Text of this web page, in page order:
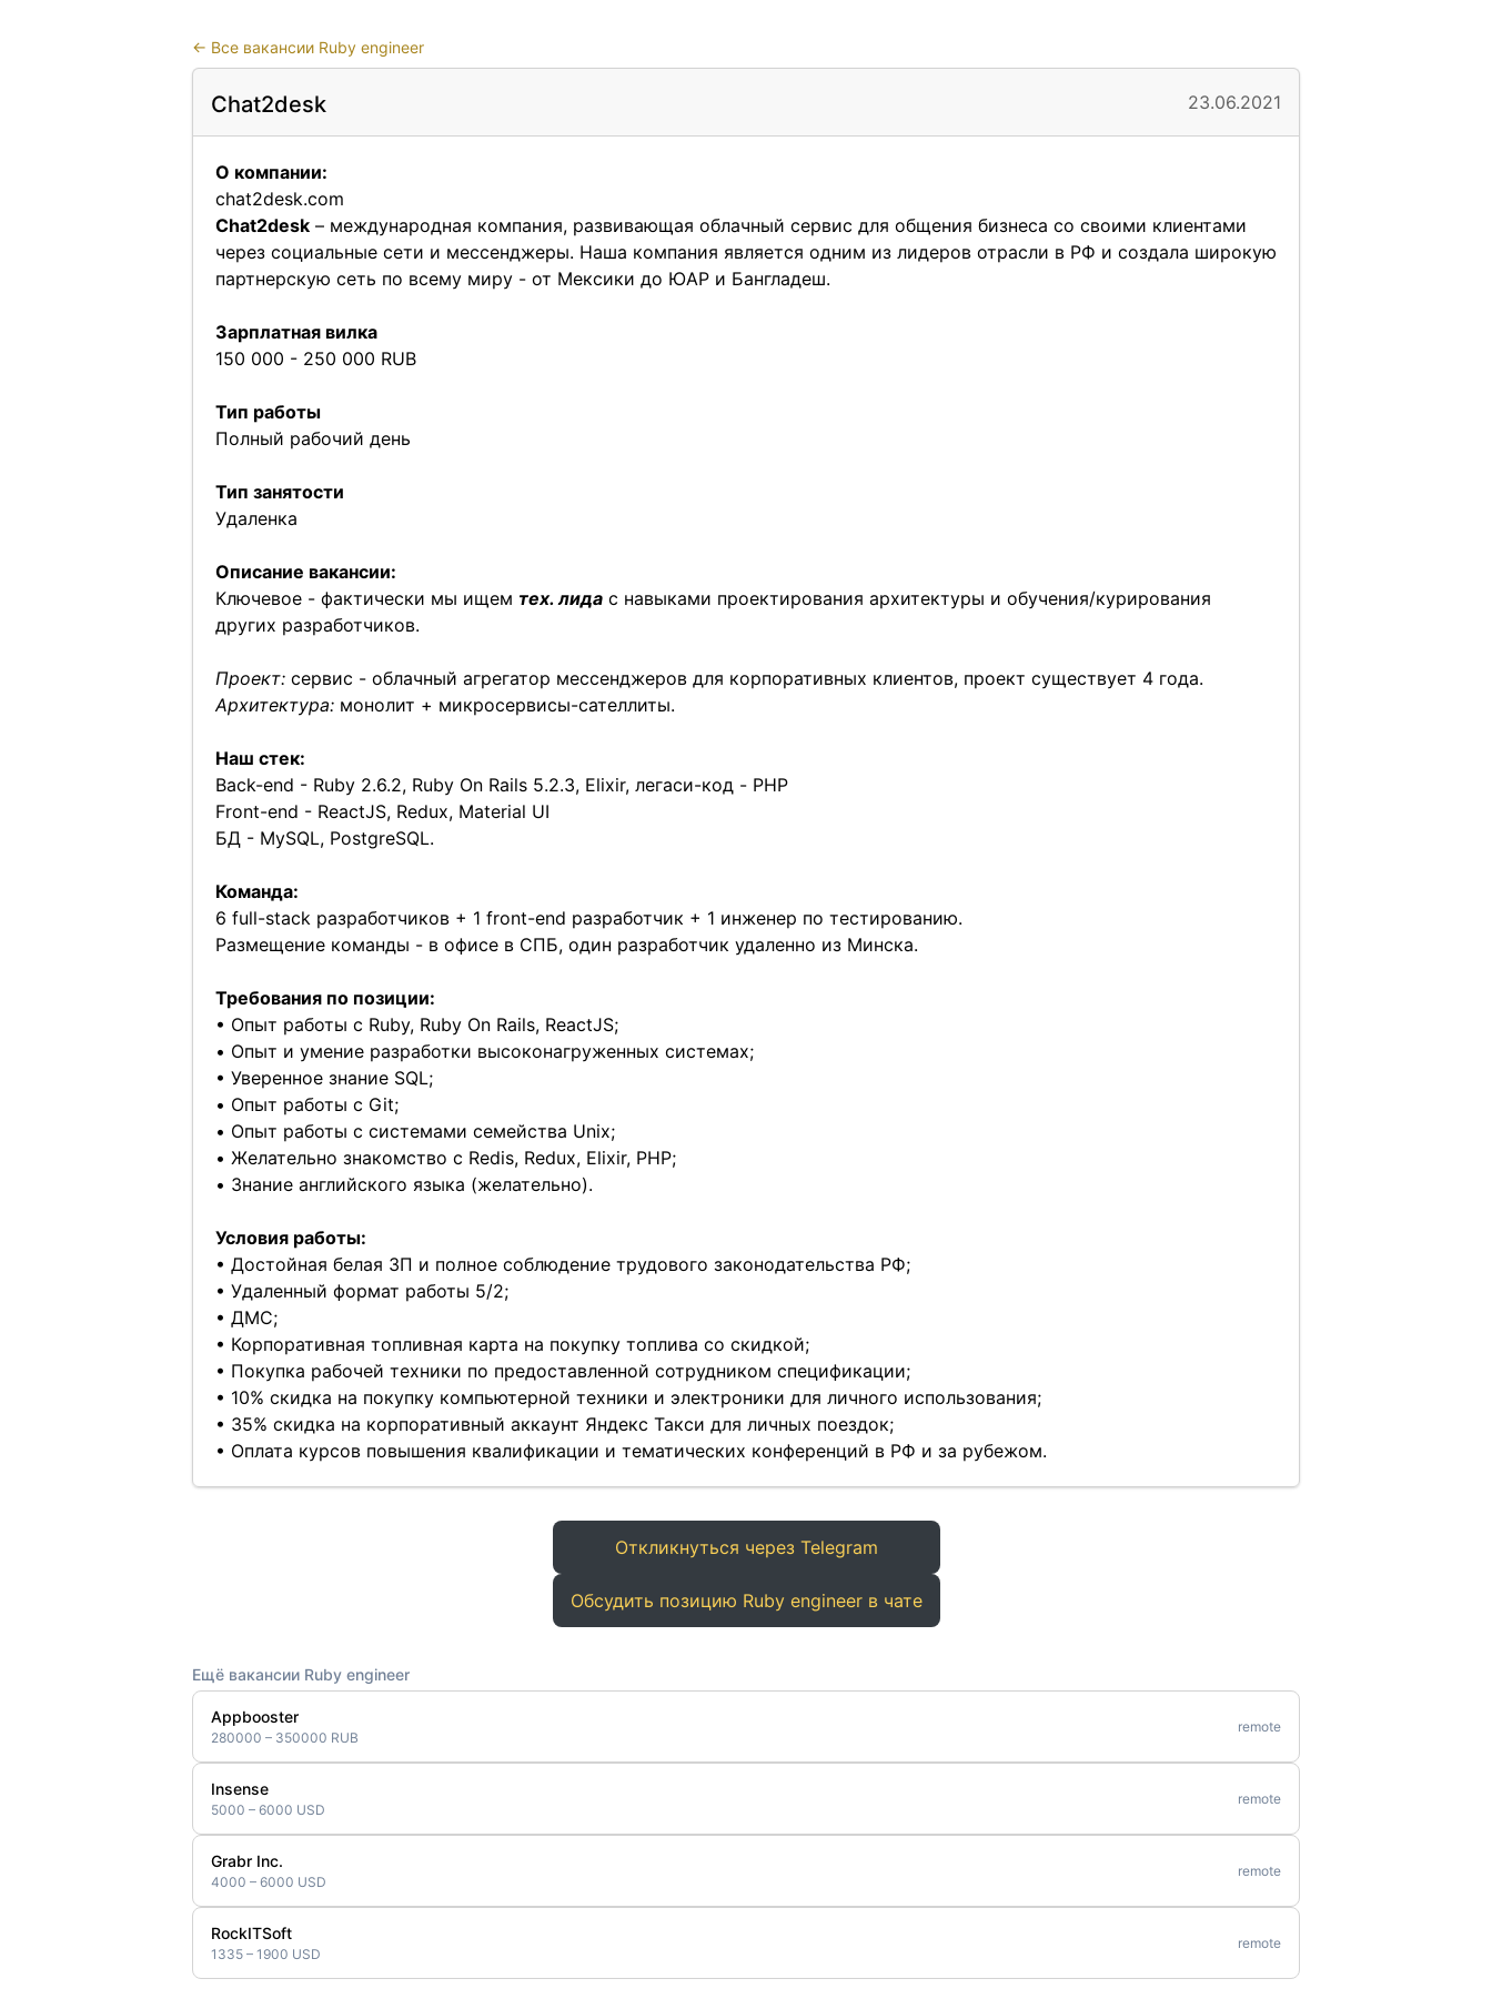
← Все вакансии Ruby engineer
Chat2desk 23.06.2021
О компании:
chat2desk.com
Chat2desk– международная компания, развивающая облачный сервис для общения бизнеса со своими клиентами
через социальные сети и мессенджеры. Наша компания является одним из лидеров отрасли в РФ и создала широкую
партнерскую сеть по всему миру - от Мексики до ЮАР и Бангладеш.
Зарплатная вилка
150 000 - 250 000 RUB
Тип работы
Полный рабочий день
Тип занятости
Удаленка
Описание вакансии:
Ключевое - фактически мы ищем тех. лидас навыками проектирования архитектуры и обучения/курирования
других разработчиков.
Проект: сервис - облачный агрегатор мессенджеров для корпоративных клиентов, проект существует 4 года.
Архитектура:монолит + микросервисы-сателлиты.
Наш стек:
Back-end - Ruby 2.6.2, Ruby On Rails 5.2.3, Elixir, легаси-код - PHP
Front-end - ReactJS, Redux, Material UI
БД - MySQL, PostgreSQL.
Команда:
6 full-stack разработчиков + 1 front-end разработчик + 1 инженер по тестированию.
Размещение команды - в офисе в СПБ, один разработчик удаленно из Минска.
Требования по позиции:
• Опыт работы с Ruby, Ruby On Rails, ReactJS;
• Опыт и умение разработки высоконагруженных системах;
• Уверенное знание SQL;
• Опыт работы с Git;
• Опыт работы с системами семейства Unix;
• Желательно знакомство с Redis, Redux, Elixir, PHP;
• Знание английского языка (желательно).
Условия работы:
• Достойная белая ЗП и полное соблюдение трудового законодательства РФ;
• Удаленный формат работы 5/2;
• ДМС;
• Корпоративная топливная карта на покупку топлива со скидкой;
• Покупка рабочей техники по предоставленной сотрудником спецификации;
• 10% скидка на покупку компьютерной техники и электроники для личного использования;
• 35% скидка на корпоративный аккаунт Яндекс Такси для личных поездок;
• Оплата курсов повышения квалификации и тематических конференций в РФ и за рубежом.
Откликнуться через Telegram
Обсудить позицию Ruby engineer в чате
Ещё вакансии Ruby engineer
Appbooster
280000 – 350000 RUB
remote
Insense
5000 – 6000 USD
remote
Grabr Inc.
4000 – 6000 USD
remote
RockITSoft
1335 – 1900 USD
remote